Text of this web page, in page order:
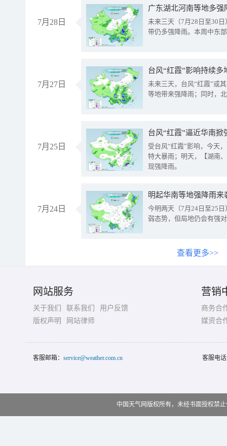
7月28日
广东湖北河南等地多
未来三天（7月28日至30
带仍多强降雨。本周中东
7月27日
台风“红霞”影响持续
未来三天，台风“红霞”或
等地带来强降雨；同时，
7月25日
台风“红霞”逼近华南
受台风“红霞”影响，今天
特大暴雨；明天，【湖南
现强降雨。
7月24日
明起华南等地强降雨
今明两天（7月24日至25
弱态势，但局地仍会有强
查看更多>>
网站服务
关于我们 联系我们
用户反馈
版权声明
网站律师
营销
商务合
媒资合
客服邮箱： service@weather.com.cn 客服电
中国天气网版权所有，未经书面授权